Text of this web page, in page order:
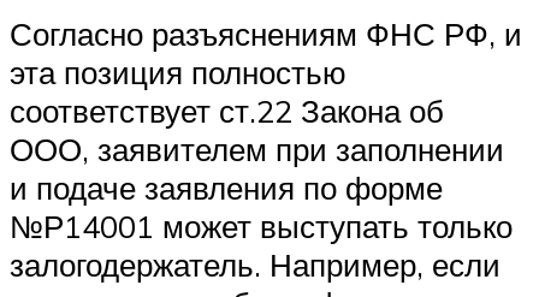
Согласно разъяснениям ФНС РФ, и
эта позиция полностью
соответствует ст.22 Закона об
ООО, заявителем при заполнении
и подаче заявления по форме
№Р14001 может выступать только
залогодержатель. Например, если